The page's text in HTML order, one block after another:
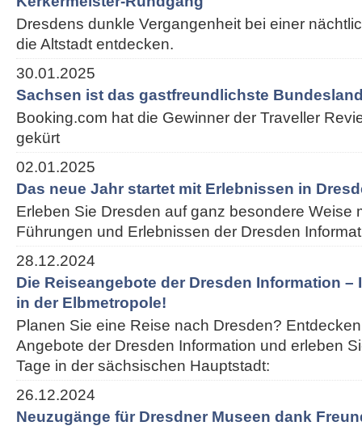
Dresdens dunkle Vergangenheit bei einer
die Altstadt entdecken.
30.01.2025
Sachsen ist das gastfreundlichste
Booking.com hat die Gewinner der Traveller
gekürt
02.01.2025
Das neue Jahr startet mit Erlebnissen in
Erleben Sie Dresden auf ganz besondere Weise
Führungen und Erlebnissen der Dresden
28.12.2024
Die Reiseangebote der Dresden Information –
in der Elbmetropole!
Planen Sie eine Reise nach Dresden?
Angebote der Dresden Information und erleben
Tage in der sächsischen Hauptstadt:
26.12.2024
Neuzugänge für Dresdner Museen dank